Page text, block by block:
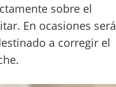
sobre el
En ocasiones será
a corregir el